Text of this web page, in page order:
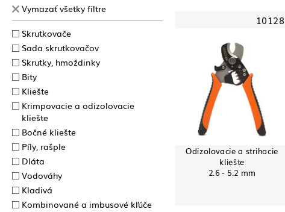
Vymazať všetky filtre
Skrutkovače
Sada skrutkovačov
Skrutky, hmoždinky
Bity
Kliešte
Krimpovacie a odizolovacie
kliešte
Bočné kliešte
Píly, rašple
Dláta
Vodováhy
Kladivá
Kombinované a imbusové kľúče
10128
Odizolovacie a strihacie
kliešte
2.6 - 5.2 mm